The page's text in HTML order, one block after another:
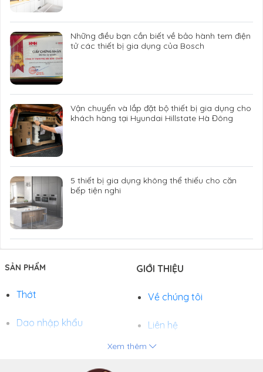
Những điều bạn cần biết về bảo hành tem điện
tử các thiết bị gia dụng của Bosch
Vận chuyển và lắp đặt bộ thiết bị gia dụng cho
khách hàng tại Hyundai Hillstate Hà Đông
5 thiết bị gia dụng không thể thiếu cho căn
bếp tiện nghi
SẢN PHẨM
Thớt
Dao nhập khẩu
GIỚI THIỆU
Về chúng tôi
Liên hệ
Xem thêm